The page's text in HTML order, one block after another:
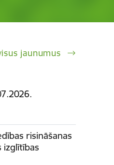
jaunumus
risināšanas
izglītības